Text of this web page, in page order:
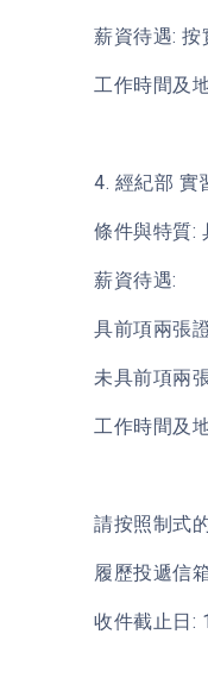
薪資待遇: 按
工作時間及
4. 經紀部 實
條件與特質:
薪資待遇:
具前項兩張
未具前項兩
工作時間及
請按照制式
履歷投遞信
收件截止日: